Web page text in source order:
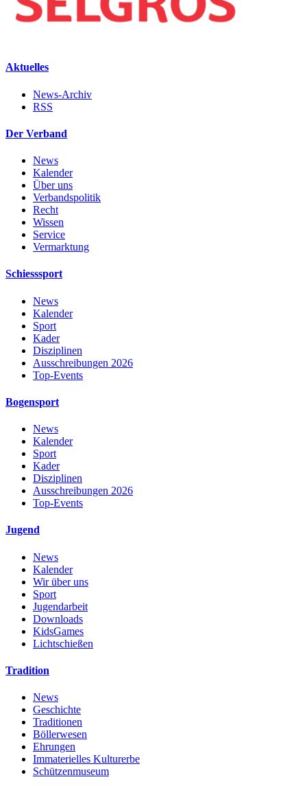
Aktuelles
News-Archiv
RSS
Der Verband
News
Kalender
Über uns
Verbandspolitik
Recht
Wissen
Service
Vermarktung
Schiesssport
News
Kalender
Sport
Kader
Disziplinen
Ausschreibungen 2026
Top-Events
Bogensport
News
Kalender
Sport
Kader
Disziplinen
Ausschreibungen 2026
Top-Events
Jugend
News
Kalender
Wir über uns
Sport
Jugendarbeit
Downloads
KidsGames
Lichtschießen
Tradition
News
Geschichte
Traditionen
Böllerwesen
Ehrungen
Immaterielles Kulturerbe
Schützenmuseum